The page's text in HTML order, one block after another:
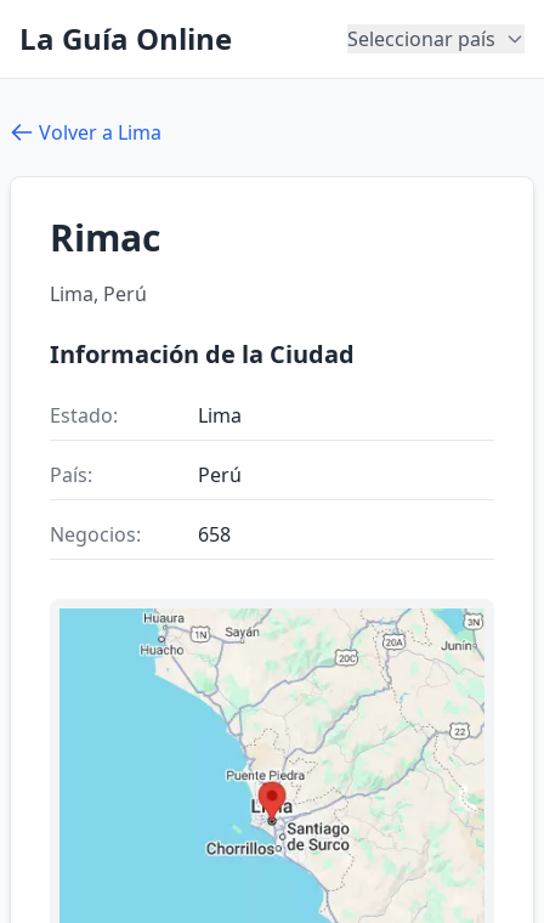
La Guía Online Seleccionar país
Volver a Lima
Rimac
Lima, Perú
Información de la Ciudad
Estado: Lima
País: Perú
Negocios: 658